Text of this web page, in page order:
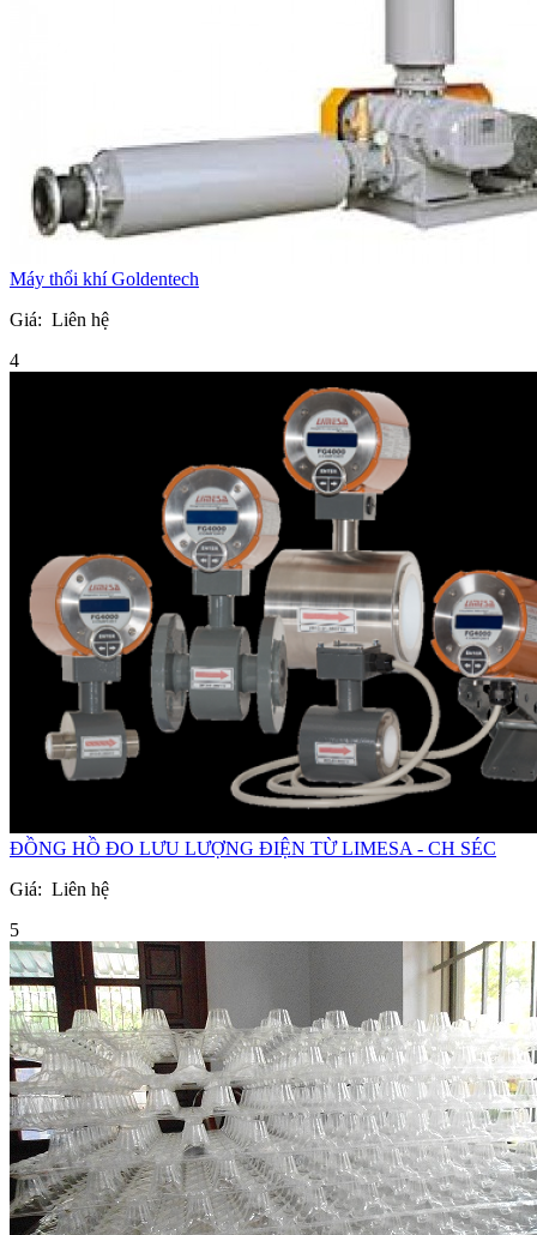
Máy thổi khí Goldentech
Giá: Liên hệ
4
ĐỒNG HỒ ĐO LƯU LƯỢNG ĐIỆN TỪ LIMESA - CH SÉC
Giá: Liên hệ
5